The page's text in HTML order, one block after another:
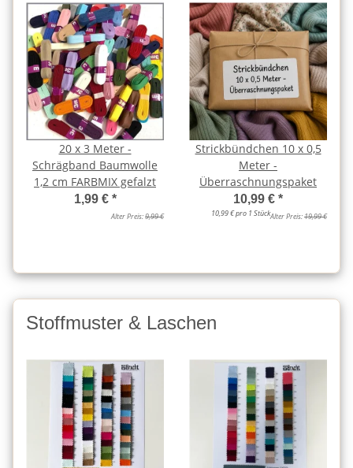
20 x 3 Meter -
Schrägband Baumwolle
1,2 cm FARBMIX gefalzt
1,99 € *
Alter Preis:9,99 €
Strickbündchen 10 x 0,5
Meter -
Überraschnungspaket
10,99 € *
10,99 € pro 1 StückAlter Preis:19,99 €
Stoffmuster & Laschen